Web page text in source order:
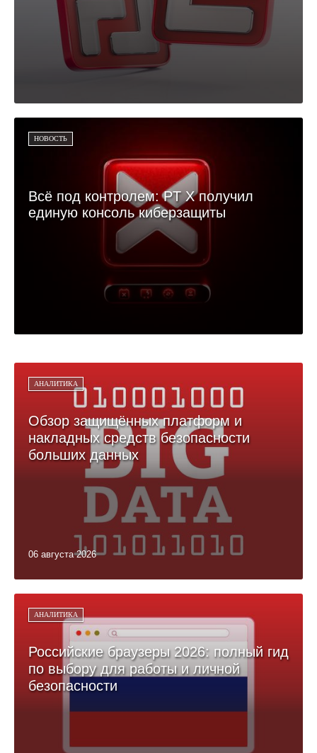
НОВОСТЬ
Всё под контролем: PT X получил
единую консоль киберзащиты
АНАЛИТИКА
Обзор защищённых платформ и
накладных средств безопасности
больших данных
06 августа 2026
АНАЛИТИКА
Российские браузеры 2026: полный гид
по выбору для работы и личной
безопасности